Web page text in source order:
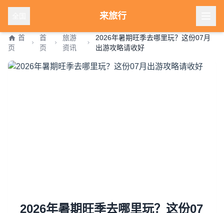
来旅行
首
页
首
页
旅游
资讯
2026年暑期旺季去哪里玩？这份07月
出游攻略请收好
2026年暑期旺季去哪里玩？这份07